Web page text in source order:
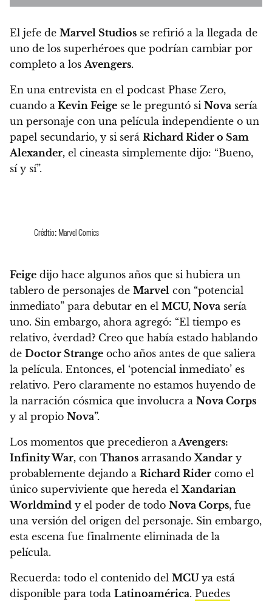
El jefe de Marvel Studios se refirió a la llegada de
uno de los superhéroes que podrían cambiar por
completo a los Avengers.
En una entrevista en el podcast Phase Zero,
cuando a Kevin Feige se le preguntó si Nova sería
un personaje con una película independiente o un
papel secundario, y si será Richard Rider o Sam
Alexander, el cineasta simplemente dijo: “Bueno,
sí y sí”.
Crédtio: Marvel Comics
Feige dijo hace algunos años que si hubiera un
tablero de personajes de Marvel con “potencial
inmediato” para debutar en el MCU, Nova sería
uno. Sin embargo, ahora agregó: “El tiempo es
relativo, ¿verdad? Creo que había estado hablando
de Doctor Strange ocho años antes de que saliera
la película. Entonces, el ‘potencial inmediato’ es
relativo. Pero claramente no estamos huyendo de
la narración cósmica que involucra a Nova Corps
y al propio Nova”.
Los momentos que precedieron a Avengers:
Infinity War, con Thanos arrasando Xandar y
probablemente dejando a Richard Rider como el
único superviviente que hereda el Xandarian
Worldmind y el poder de todo Nova Corps, fue
una versión del origen del personaje. Sin embargo,
esta escena fue finalmente eliminada de la
película.
Recuerda: todo el contenido del MCU ya está
disponible para toda Latinoamérica. Puedes